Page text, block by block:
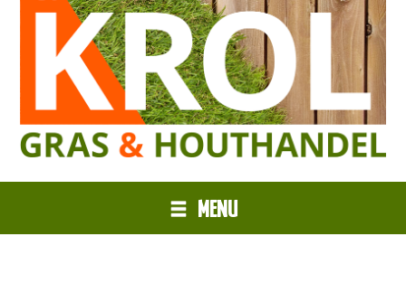
MENU